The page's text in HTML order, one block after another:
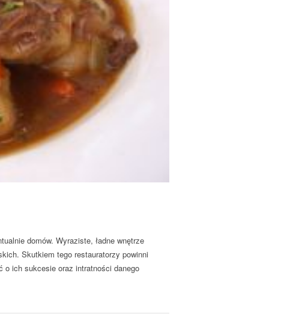
domów. Wyraziste, ładne wnętrze
Skutkiem tego restauratorzy powinni
o ich sukcesie oraz intratności danego